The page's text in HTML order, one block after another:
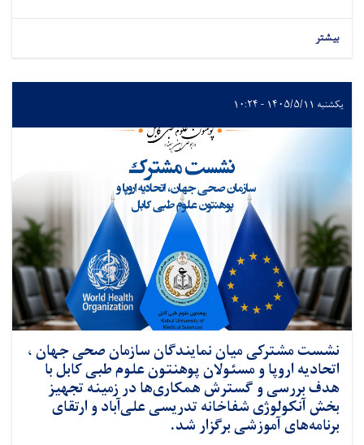
بیشتر
یکشنبه ۱۴۰۵/۵/۱۱ - ۱۰:۲۴
نشست مشترکی میان نمایندگان سازمان صحی جهان ،
اتحادیه اروپا و مسئولان پوهنتون علوم طبی کابل با
هدف بررسی و گسترش همکاری‌ها در زمینه تجهیز
بخش آنکولوژی شفاخانه تدریسی علی‌آباد و ارتقای
برنامه‌های آموزشی برگزار شد.